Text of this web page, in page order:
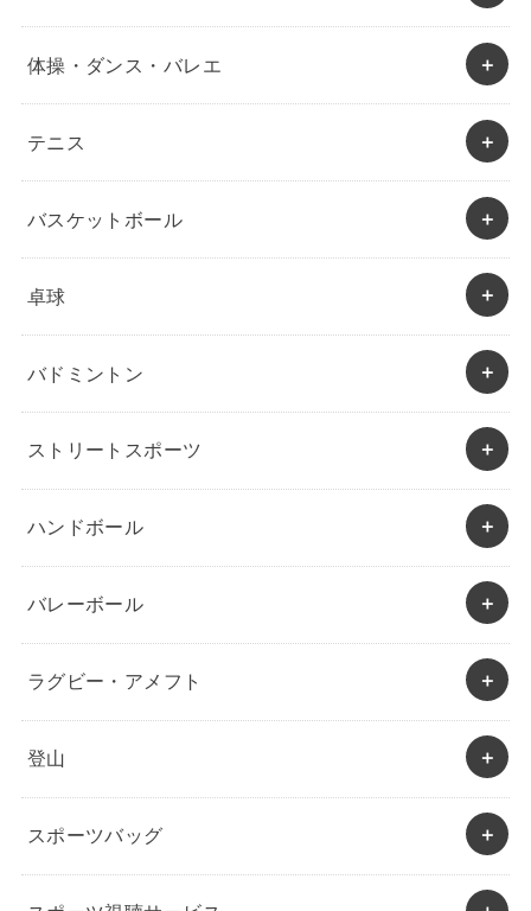
体操・ダンス・バレエ
テニス
バスケットボール
卓球
バドミントン
ストリートスポーツ
ハンドボール
バレーボール
ラグビー・アメフト
登山
スポーツバッグ